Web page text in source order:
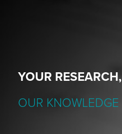
YOUR RESEARCH,
OUR KNOWLEDGE